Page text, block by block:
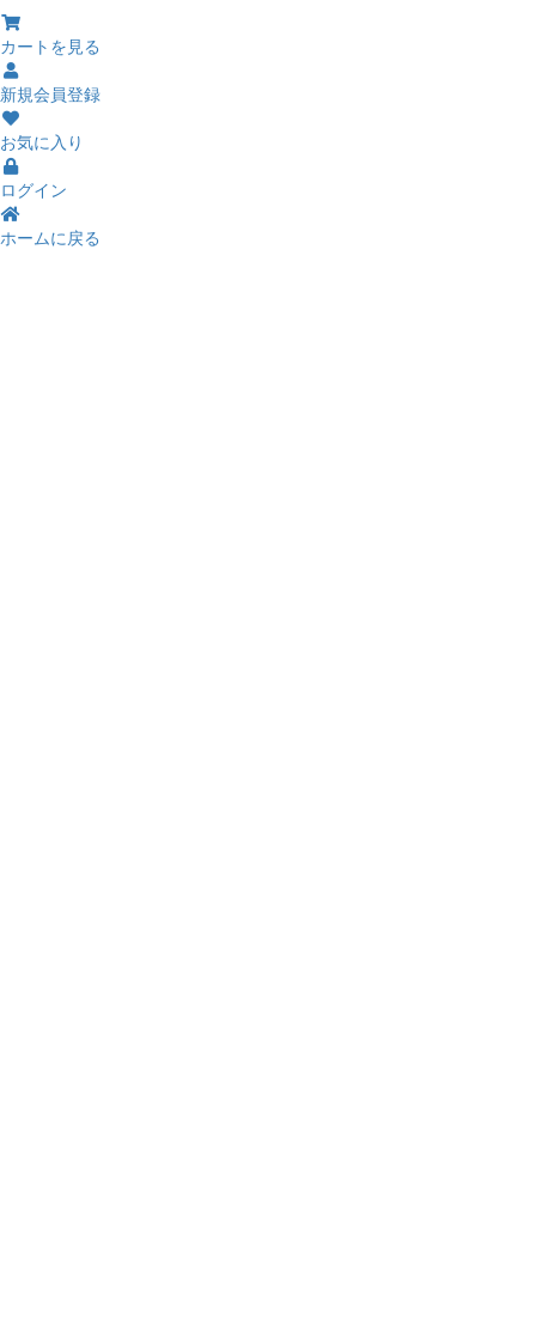
カートを見る
新規会員登録
お気に入り
ログイン
ホームに戻る